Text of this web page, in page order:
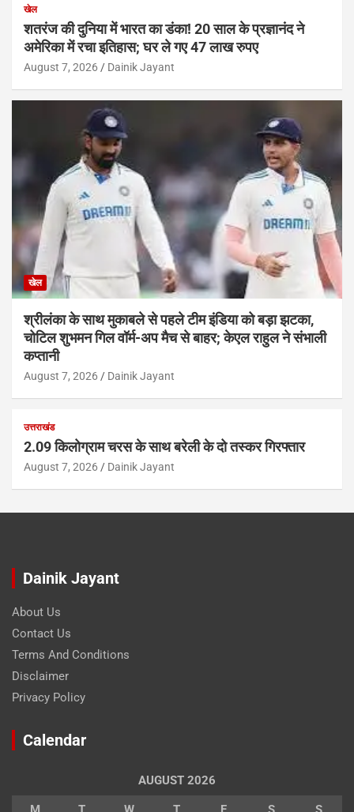
खेल
शतरंज की दुनिया में भारत का डंका! 20 साल के प्रज्ञानंद ने
अमेरिका में रचा इतिहास; घर ले गए 47 लाख रुपए
August 7, 2026 Dainik Jayant
खेल
श्रीलंका के साथ मुकाबले से पहले टीम इंडिया को बड़ा झटका,
चोटिल शुभमन गिल वॉर्म-अप मैच से बाहर; केएल राहुल ने संभाली
कप्तानी
August 7, 2026 Dainik Jayant
उत्तराखंड
2.09 किलोग्राम चरस के साथ बरेली के दो तस्कर गिरफ्तार
August 7, 2026 Dainik Jayant
Dainik Jayant
About Us
Contact Us
Terms And Conditions
Disclaimer
Privacy Policy
Calendar
AUGUST 2026